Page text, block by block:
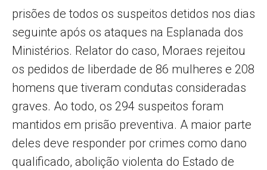
prisões de todos os suspeitos detidos nos dias
seguinte após os ataques na Esplanada dos
Ministérios. Relator do caso, Moraes rejeitou
os pedidos de liberdade de 86 mulheres e 208
homens que tiveram condutas consideradas
graves. Ao todo, os 294 suspeitos foram
mantidos em prisão preventiva. A maior parte
deles deve responder por crimes como dano
qualificado, abolição violenta do Estado de